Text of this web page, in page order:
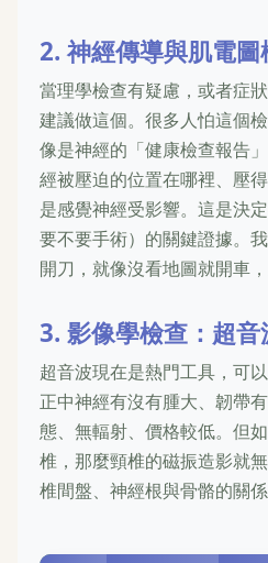
2. 神經傳導與肌電圖
當理學檢查有疑慮，或者症
建議做這個。很多人怕這個
像是神經的「健康檢查報告
經被壓迫的位置在哪裡、壓
是感覺神經受影響。這是決
要不要手術）的關鍵證據。
開刀，就像沒看地圖就開車，
3. 影像學檢查：超
超音波現在是熱門工具，可
正中神經有沒有腫大、韌帶
態、無輻射、價格較低。但
椎，那麼頸椎的磁振造影就
椎間盤、神經根與骨骼的關係